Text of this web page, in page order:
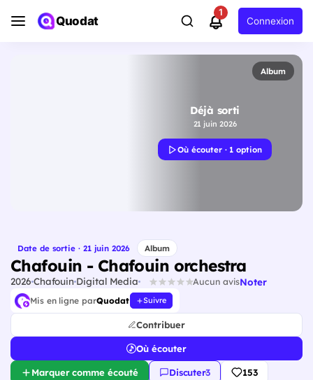
Quodat
1
Connexion
Album
Déjà sorti
21 juin 2026
Où écouter · 1 option
Date de sortie · 21 juin 2026 Album
Chafouin - Chafouin orchestra
2026 Chafouin Digital Media Aucun avisNoter
Mis en ligne parQuodat Suivre
Contribuer
Où écouter
Marquer comme écouté Discuter·3 153